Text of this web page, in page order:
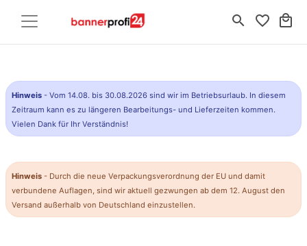
search favorite_border local_mall
Hinweis - Vom 14.08. bis 30.08.2026 sind wir im Betriebsurlaub. In diesem
Zeitraum kann es zu längeren Bearbeitungs- und Lieferzeiten kommen.
Vielen Dank für Ihr Verständnis!
Hinweis - Durch die neue Verpackungsverordnung der EU und damit
verbundene Auflagen, sind wir aktuell gezwungen ab dem 12. August den
Versand außerhalb von Deutschland einzustellen.